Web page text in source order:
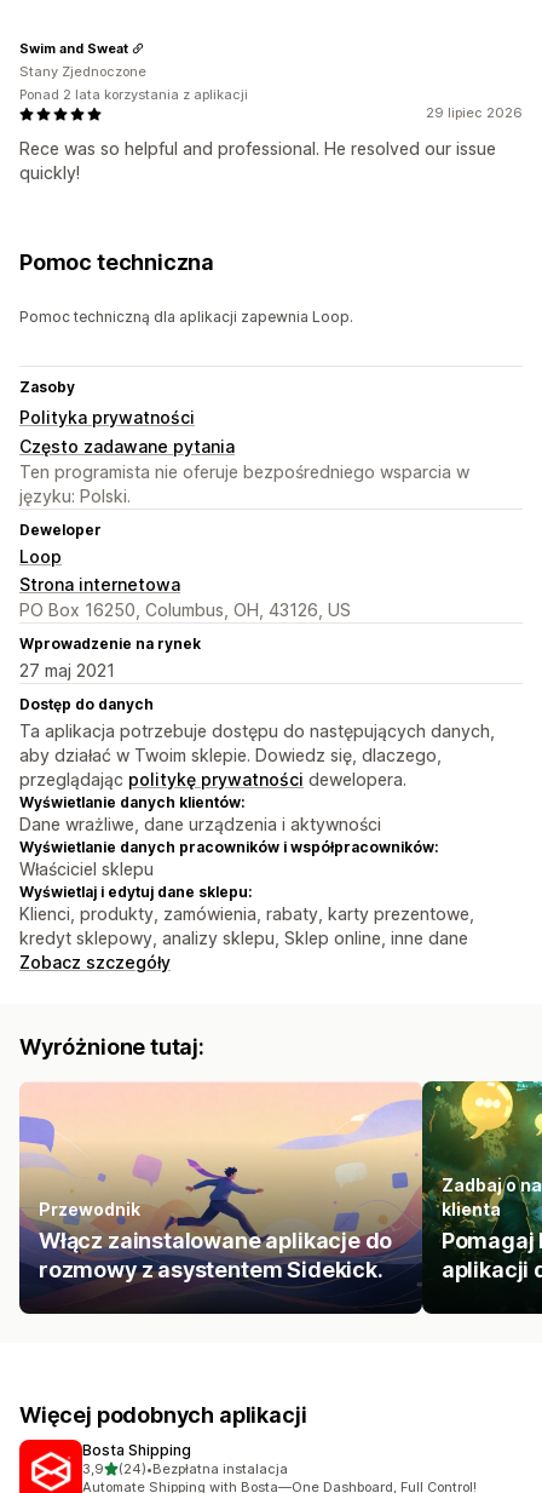
29 lipiec 2026
Rece was so helpful and professional. He resolved our issue
quickly!
Swim and Sweat
Stany Zjednoczone
Ponad 2 lata korzystania z aplikacji
Pomoc techniczna
Pomoc techniczną dla aplikacji zapewnia Loop.
Zasoby
Polityka prywatności
Często zadawane pytania
Ten programista nie oferuje bezpośredniego wsparcia w
języku: Polski.
Deweloper
Loop
Strona internetowa
PO Box 16250, Columbus, OH, 43126, US
Wprowadzenie na rynek
27 maj 2021
Dostęp do danych
Ta aplikacja potrzebuje dostępu do następujących danych,
aby działać w Twoim sklepie. Dowiedz się, dlaczego,
przeglądając politykę prywatności dewelopera.
Wyświetlanie danych klientów:
Dane wrażliwe, dane urządzenia i aktywności
Wyświetlanie danych pracowników i współpracowników:
Właściciel sklepu
Wyświetlaj i edytuj dane sklepu:
Klienci, produkty, zamówienia, rabaty, karty prezentowe,
kredyt sklepowy, analizy sklepu, Sklep online, inne dane
Zobacz szczegóły
Wyróżnione tutaj:
Przewodnik
Włącz zainstalowane aplikacje do
rozmowy z asystentem Sidekick.
Zadbaj o
klienta
Pomagaj
aplikacji
Więcej podobnych aplikacji
Bosta Shipping
3,9na 5 gwiazdek
(24)
Łączna liczba recenzji: 24
•Bezpłatna instalacja
Automate Shipping with Bosta—One Dashboard, Full Control!